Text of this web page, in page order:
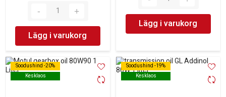
Lägg i varukorg
Lägg i varukorg
Soodushind -20%
Kesklaos
Soodushind -20%
Kesklaos
Soodushind -19%
Kesklaos
Soodushind -19%
Kesklaos